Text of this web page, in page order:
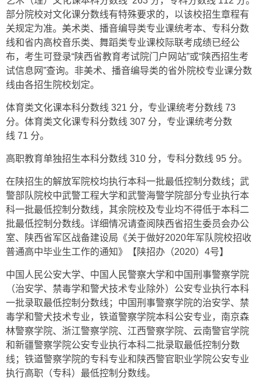
部分院校对文化课分数线有特殊要求的，以该校招生章程有
关规定为准。美术类、播音编导类专业课统考本、专科分数
线和省内高校音乐类、舞蹈类专业课校际联考成绩已经公
布，考生可登录“陕西省教育考试院门户网站”或“陕西招生考
试信息网”查询。非美术、播音编导类的省外院校专业课分数
线由各招生院校划定。
体育类文化课本科分数线 321 分，专业课统考分数线 73
分。体育类文化课专科分数线 307 分，专业课统考分数
线 71 分。
高职教育单独招生本科分数线 310 分，专科分数线 95 分。
在陕招生的解放军院校均执行本科一批最低控制分数线；武
警部队院校中武警工程大学和武警海警学院部分专业执行本
科一批最低控制分数线，其余院校及专业均不得低于本科二
批最低控制分数线。详细情况请查阅陕西省招生委员会办公
室、陕西省军区战备建设局《关于做好2020年军队院校招收
普通高中毕业生工作的通知》【陕招办（2020）4号】
中国人民公安大学、中国人民警察大学和中国刑事警察学院
（治安学、禁毒学和警犬技术专业除外）公安专业执行本科
一批录取最低控制分数线；中国刑事警察学院的治安学、禁
毒学和警犬技术专业，铁道警察学院本科公安专业，南京森
林警察学院、浙江警察学院、江西警察学院、云南警官学院
和新疆警察学院公安专业执行本科二批录取最低控制分数
线；铁道警察学院的专科专业和陕西警官职业学院公安专业
执行高职（专科）最低控制分数线。